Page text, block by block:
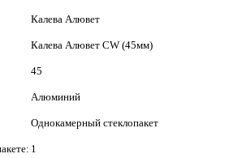
Калева Алювет
Калева Алювет CW (45мм)
45
Алюминий
Однокамерный стеклопакет
1